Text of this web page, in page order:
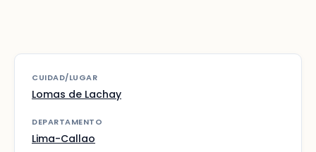
CUIDAD/LUGAR
Lomas de Lachay
DEPARTAMENTO
Lima-Callao